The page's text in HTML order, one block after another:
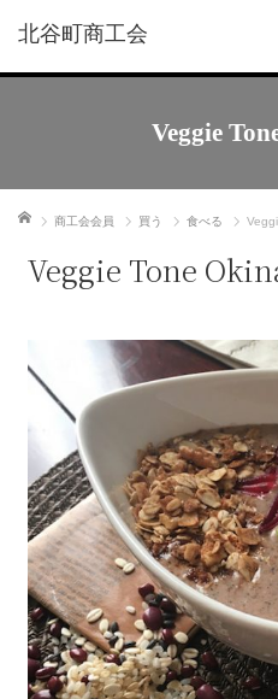
北谷町商工会
Veggie
ホーム 商工会会員 買う 食べる
Veggie Tone